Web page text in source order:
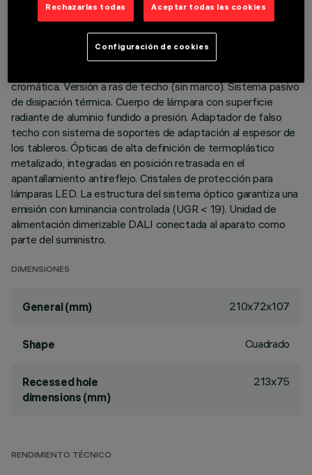
cromática. Versión a ras de techo (sin marco). Sistema pasivo
de disipación térmica. Cuerpo de lámpara con superficie
radiante de aluminio fundido a presión. Adaptador de falso
techo con sistema de soportes de adaptación al espesor de
los tableros. Ópticas de alta definición de termoplástico
metalizado, integradas en posición retrasada en el
apantallamiento antireflejo. Cristales de protección para
lámparas LED. La estructura del sistema óptico garantiza una
emisión con luminancia controlada (UGR < 19). Unidad de
alimentación dimerizable DALI conectada al aparato como
parte del suministro.
DIMENSIONES
General (mm) 210x72x107
Shape Cuadrado
Recessed hole
dimensions (mm)
213x75
RENDIMIENTO TÉCNICO
Rechazarlas todas Aceptar todas las cookies
Configuración de cookies